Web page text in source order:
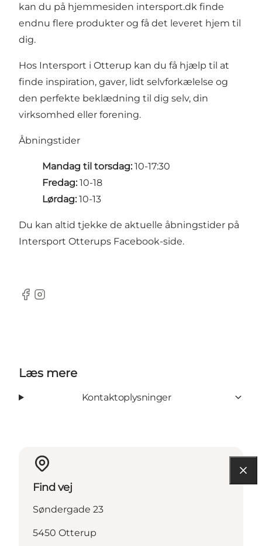
kan du på hjemmesiden intersport.dk finde
endnu flere produkter og få det leveret hjem til
dig.
Hos Intersport i Otterup kan du få hjælp til at
finde inspiration, gaver, lidt selvforkælelse og
den perfekte beklædning til dig selv, din
virksomhed eller forening.
Åbningstider
Mandag til torsdag: 10-17:30
Fredag: 10-18
Lørdag: 10-13
Du kan altid tjekke de aktuelle åbningstider på
Intersport Otterups Facebook-side.
Facebook
Instagram
Læs mere
Kontaktoplysninger
Find vej
Søndergade 23
5450 Otterup